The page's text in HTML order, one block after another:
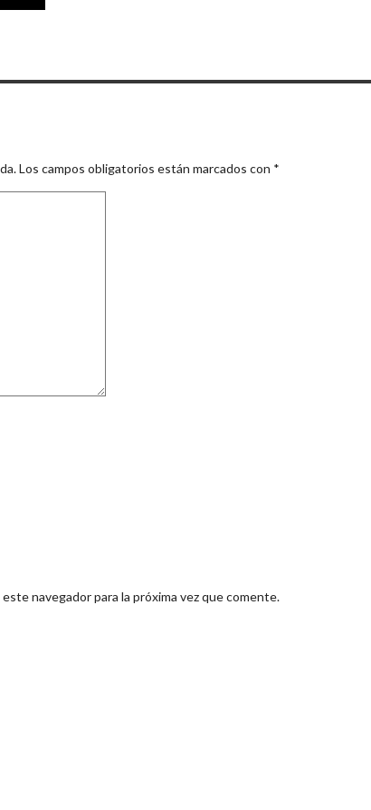
Los campos obligatorios están marcados con *
navegador para la próxima vez que comente.